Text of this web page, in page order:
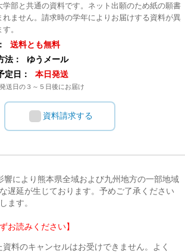
学部と共通の資料です。ネット出願のため紙の願書
れません。請求時の学年によりお届けする資料が異
。
送料とも無料
法：
ゆうメール
定日：
本日発送
送日の３～５日後にお届け
資料請求する
響により熊本県全域および九州地方の一部地域
遅延が生じております。予めご了承ください
ます。
お読みください】
資料のキャンセルはお受けできません。よく